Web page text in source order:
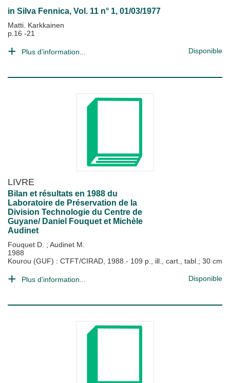
in Silva Fennica, Vol. 11 n° 1, 01/03/1977
Matti. Karkkainen
p.16 -21
Plus d'information... Disponible
LIVRE
Bilan et résultats en 1988 du
Laboratoire de Préservation de la
Division Technologie du Centre de
Guyane/ Daniel Fouquet et Michèle
Audinet
Fouquet D. ; Audinet M.
1988
Kourou (GUF) : CTFT/CIRAD, 1988.- 109 p., ill., cart., tabl.; 30 cm
Plus d'information... Disponible